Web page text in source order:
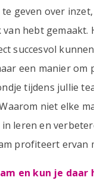
geven over
hebt
succesvol
een manier
tijdens jullie
niet elke
leren en
profiteert ervan
en kun je